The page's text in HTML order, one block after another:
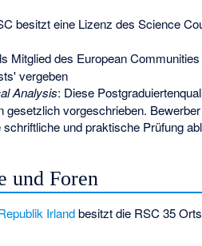
besitzt eine Lizenz des Science
Mitglied des European
vergeben
Analysis: Diese
gesetzlich vorgeschrieben.
und praktische Prüfung
und Foren
Irlandbesitzt die RSC 35